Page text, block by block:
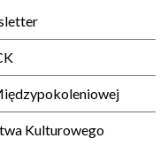
Kulturowego